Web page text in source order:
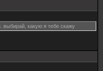
выбирай, какую я тебе скажу